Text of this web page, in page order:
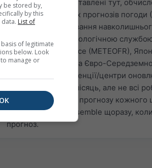
Різні моделі, представлені тут,
середньострокових прогнозів погоди
центром прогнозування
Німецькою метеорологічною
(UKMO), MeteoFrance (METEOFR),
агентством (JMA) та Євро-
клімату (CMCC). Агенції/центри
приблизно раз на місяць, але не всі
позначаємо запуск прогнозу кожного
перераховуємо ensemble щоразу,
прогноз.
be stored by,
by this
List of
of legitimate
below. Look
manage or
OK